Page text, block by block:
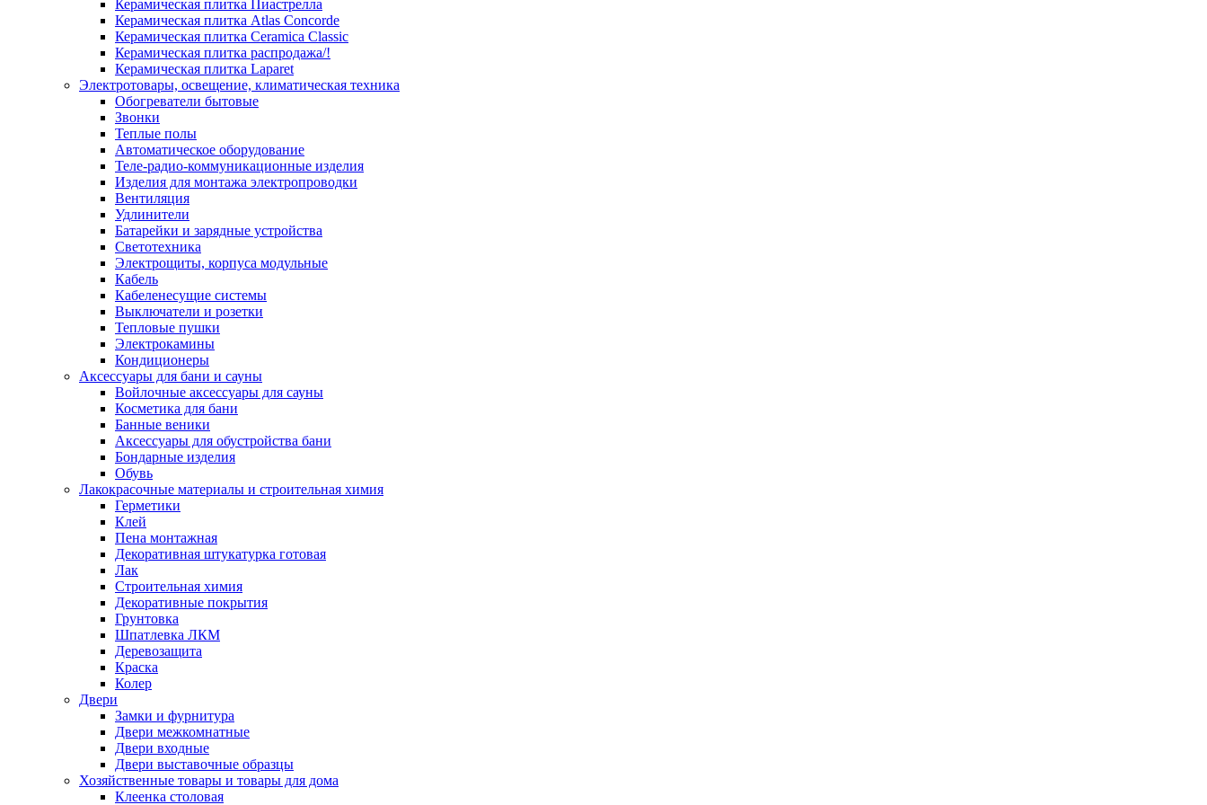
Керамическая плитка Пиастрелла
Керамическая плитка Atlas Concorde
Керамическая плитка Ceramica Classic
Керамическая плитка распродажа/!
Керамическая плитка Laparet
Электротовары, освещение, климатическая техника
Обогреватели бытовые
Звонки
Теплые полы
Автоматическое оборудование
Теле-радио-коммуникационные изделия
Изделия для монтажа электропроводки
Вентиляция
Удлинители
Батарейки и зарядные устройства
Светотехника
Электрощиты, корпуса модульные
Кабель
Кабеленесущие системы
Выключатели и розетки
Тепловые пушки
Электрокамины
Кондиционеры
Аксессуары для бани и сауны
Войлочные аксессуары для сауны
Косметика для бани
Банные веники
Аксессуары для обустройства бани
Бондарные изделия
Обувь
Лакокрасочные материалы и строительная химия
Герметики
Клей
Пена монтажная
Декоративная штукатурка готовая
Лак
Строительная химия
Декоративные покрытия
Грунтовка
Шпатлевка ЛКМ
Деревозащита
Краска
Колер
Двери
Замки и фурнитура
Двери межкомнатные
Двери входные
Двери выставочные образцы
Хозяйственные товары и товары для дома
Клеенка столовая